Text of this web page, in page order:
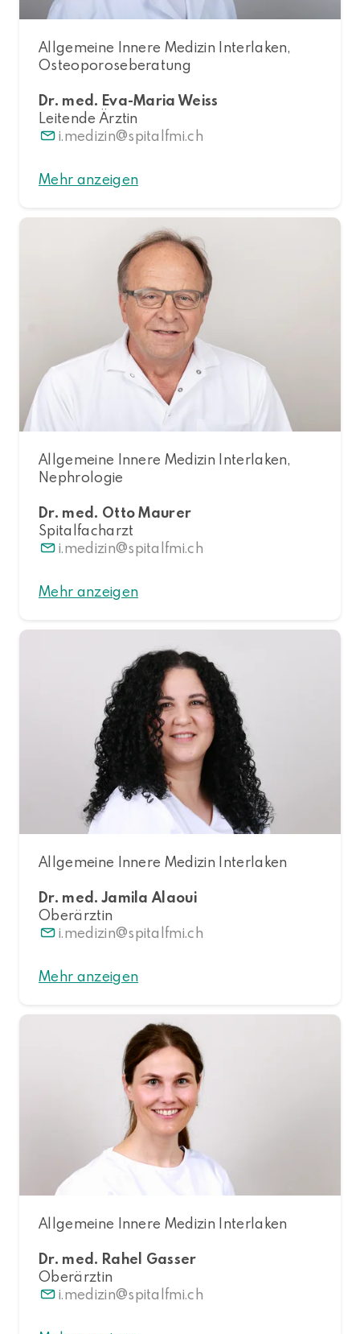
Allgemeine Innere Medizin Interlaken,
Osteoporoseberatung
Dr. med. Eva-Maria Weiss
Leitende Ärztin
i.medizin
spitalfmi.ch
Mehr anzeigen
Allgemeine Innere Medizin Interlaken,
Nephrologie
Dr. med. Otto Maurer
Spitalfacharzt
i.medizin
spitalfmi.ch
Mehr anzeigen
Allgemeine Innere Medizin Interlaken
Dr. med. Jamila Alaoui
Oberärztin
i.medizin
spitalfmi.ch
Mehr anzeigen
Allgemeine Innere Medizin Interlaken
Dr. med. Rahel Gasser
Oberärztin
i.medizin
spitalfmi.ch